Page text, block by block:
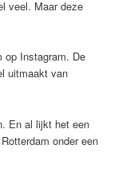
veel. Maar deze
op Instagram. De
uitmaakt van
En al lijkt het een
onder een